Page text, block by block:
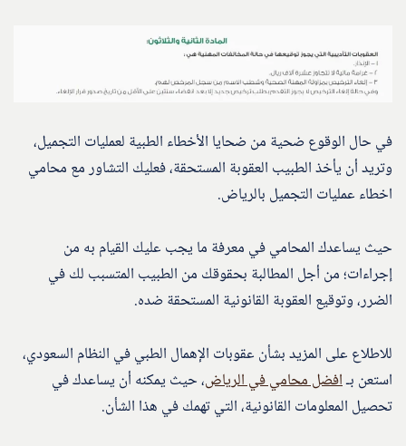
في حال الوقوع ضحية من ضحايا الأخطاء الطبية لعمليات التجميل،
وتريد أن يأخذ الطبيب العقوبة المستحقة، فعليك التشاور مع محامي
اخطاء عمليات التجميل بالرياض.
حيث يساعدك المحامي في معرفة ما يجب عليك القيام به من
إجراءات؛ من أجل المطالبة بحقوقك من الطبيب المتسبب لك في
الضرر، وتوقيع العقوبة القانونية المستحقة ضده.
للاطلاع على المزيد بشأن عقوبات الإهمال الطبي في النظام السعودي،
استعن بـافضل محامي في الرياض، حيث يمكنه أن يساعدك في
تحصيل المعلومات القانونية، التي تهمك في هذا الشأن.